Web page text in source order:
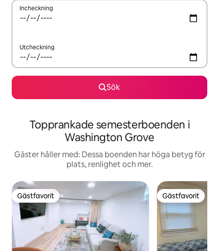
Incheckning
Utcheckning
Sök
Topprankade semesterboenden i
Washington Grove
Gäster håller med: Dessa boenden har höga betyg för
plats, renlighet och mer.
Gästfavorit
Gästfavorit Gästfavorit
Gästfavorit